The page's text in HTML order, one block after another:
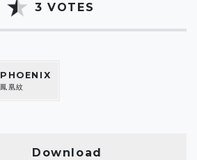
3 VOTES
PHOENIX
鳳凰紋
Download